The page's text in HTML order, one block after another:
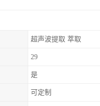
超声波提取 萃取
29
是
可定制